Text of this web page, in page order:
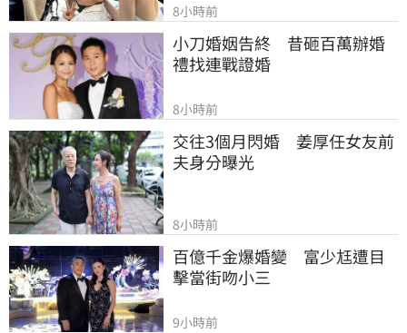
8小時前
小刀婚姻告終　昔砸百萬辦婚
禮找連戰證婚
8小時前
交往3個月閃婚　姜厚任女友前
夫身分曝光
8小時前
百億千金爆婚變　富少尪遭目
擊當街吻小三
9小時前